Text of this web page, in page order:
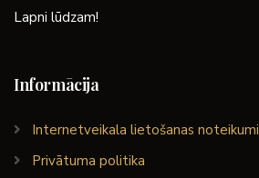
Lapni lūdzam!
Informācija
Internetveikala lietošanas noteikumi
Privātuma politika